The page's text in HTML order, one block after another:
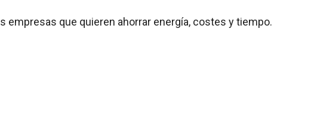
que quieren ahorrar energía, costes y tiempo.